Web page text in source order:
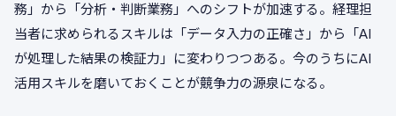
務」から「分析・判断業務」へのシフトが加速する。経理担
当者に求められるスキルは「データ入力の正確さ」から「AI
が処理した結果の検証力」に変わりつつある。今のうちにAI
活用スキルを磨いておくことが競争力の源泉になる。